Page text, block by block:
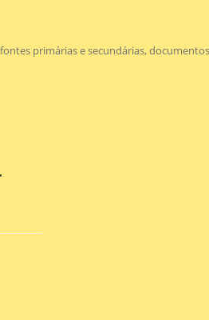
primárias e secundárias,